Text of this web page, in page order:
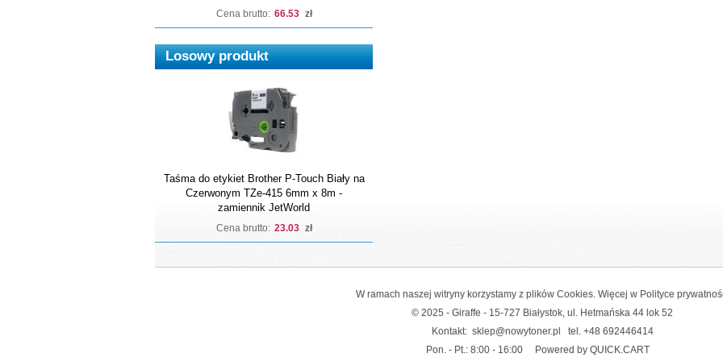
Cena brutto: 66.53 zł
Losowy produkt
Taśma do etykiet Brother P-Touch Biały na
Czerwonym TZe-415 6mm x 8m -
zamiennik JetWorld
Cena brutto: 23.03 zł
W ramach naszej witryny korzystamy z plików Cookies. Więcej w Polityce
© 2025 - Giraffe - 15-727 Białystok, ul. Hetmańska 44 lok 52
Kontakt: sklep@nowytoner.pl tel. +48 692446414
Pon. - Pt.: 8:00 - 16:00
Powered by QUICK.CART